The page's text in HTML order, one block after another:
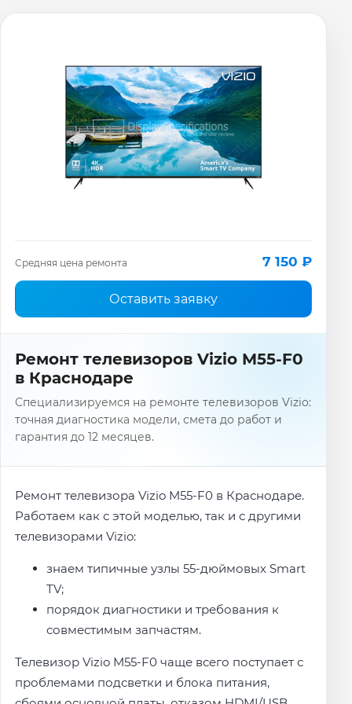
Средняя цена ремонта 7 150 ₽
Оставить заявку
Ремонт телевизоров Vizio M55-F0
в Краснодаре
Специализируемся на ремонте телевизоров Vizio:
точная диагностика модели, смета до работ и
гарантия до 12 месяцев.
Ремонт телевизора Vizio M55-F0 в Краснодаре.
Работаем как с этой моделью, так и с другими
телевизорами Vizio:
знаем типичные узлы 55-дюймовых Smart
TV;
порядок диагностики и требования к
совместимым запчастям.
Телевизор Vizio M55-F0 чаще всего поступает с
проблемами подсветки и блока питания,